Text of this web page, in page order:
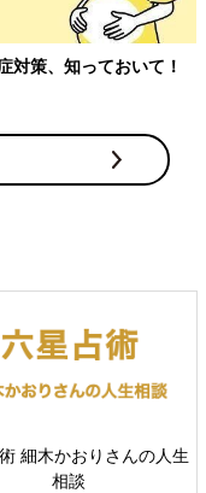
対策、知っておいて！
細木かおりさんの人生
相談